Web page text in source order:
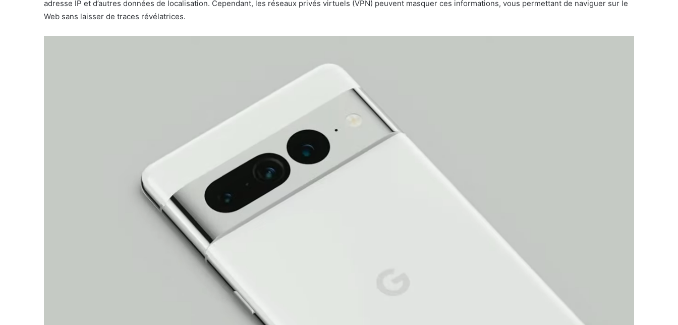
adresse IP et d’autres données de localisation. Cependant, les réseaux privés virtuels (VPN) peuvent masquer ces informations, vous permettant de naviguer sur le
Web sans laisser de traces révélatrices.